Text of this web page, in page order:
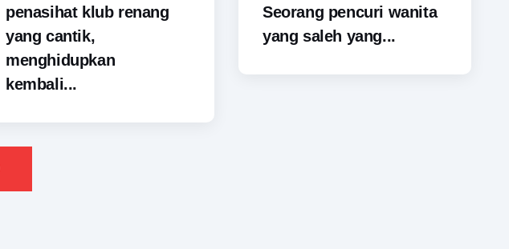
penasihat klub renang
yang cantik,
menghidupkan
kembali...
Seorang pencuri wanita
yang saleh yang...